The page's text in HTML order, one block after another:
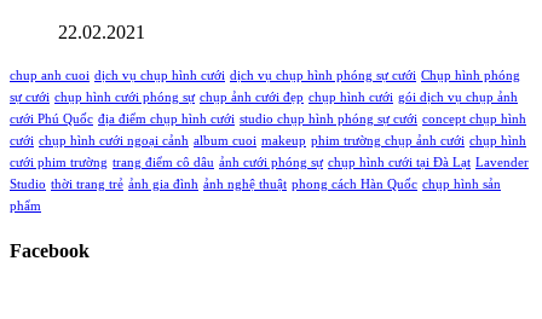
22.02.2021
chup anh cuoi dịch vụ chụp hình cưới dịch vụ chụp hình phóng sự cưới Chụp hình phóng
sự cưới chụp hình cưới phóng sự chụp ảnh cưới đẹp chụp hình cưới gói dịch vụ chụp ảnh
cưới Phú Quốc địa điểm chụp hình cưới studio chụp hình phóng sự cưới concept chụp hình
cưới chụp hình cưới ngoại cảnh album cuoi makeup phim trường chụp ảnh cưới chụp hình
cưới phim trường trang điểm cô dâu ảnh cưới phóng sự chụp hình cưới tại Đà Lạt Lavender
Studio thời trang trẻ ảnh gia đình ảnh nghệ thuật phong cách Hàn Quốc chụp hình sản
phẩm
Facebook